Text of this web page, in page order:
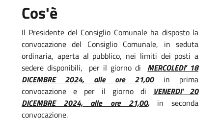
Cos'è
Il Presidente del Consiglio Comunale ha disposto la
convocazione del Consiglio Comunale, in seduta
ordinaria, aperta al pubblico, nei limiti dei posti a
sedere disponibili, per il giorno di
MERCOLEDI' 18
DICEMBRE 2024, alle ore 21,00
in prima
convocazione e per il giorno di
VENERDI' 20
DICEMBRE 2024, alle ore 21,00, in seconda
convocazione.